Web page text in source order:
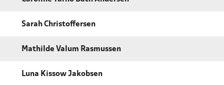
Sarah Christoffersen
Mathilde Valum Rasmussen
Luna Kissow Jakobsen